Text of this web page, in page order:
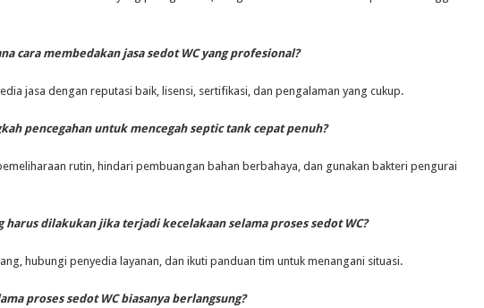
cara membedakan jasa sedot WC yang profesional?
jasa dengan reputasi baik, lisensi, sertifikasi, dan pengalaman yang cukup.
pencegahan untuk mencegah septic tank cepat penuh?
rutin, hindari pembuangan bahan berbahaya, dan gunakan bakteri pengurai
harus dilakukan jika terjadi kecelakaan selama proses sedot WC?
hubungi penyedia layanan, dan ikuti panduan tim untuk menangani situasi.
proses sedot WC biasanya berlangsung?